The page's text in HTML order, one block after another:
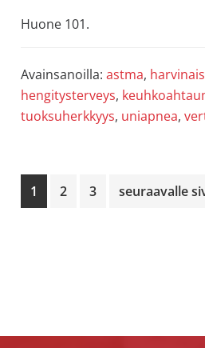
Huone 101.
Avainsanoilla: astma,
hengitysterveys,
tuoksuherkkyys, uniapnea,
Sivu
1 Sivu
2 Sivu
3 Siirry
seuraavalle